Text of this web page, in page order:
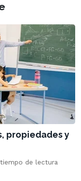
propiedades y
de lectura